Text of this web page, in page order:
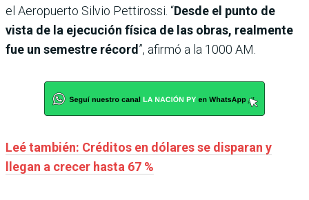
el Aeropuerto Silvio Pettirossi. “Desde el punto de
vista de la ejecución física de las obras, realmente
fue un semestre récord”, afirmó a la 1000 AM.
Leé también: Créditos en dólares se disparan y
llegan a crecer hasta 67 %